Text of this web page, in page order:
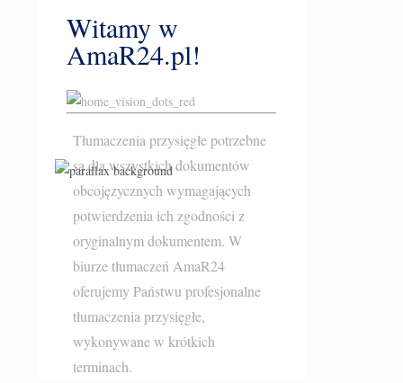
Witamy w
AmaR24.pl!
Tłumaczenia przysięgłe potrzebne
są dla wszystkich dokumentów
obcojęzycznych wymagających
potwierdzenia ich zgodności z
oryginalnym dokumentem. W
biurze tłumaczeń AmaR24
oferujemy Państwu profesjonalne
tłumaczenia przysięgłe,
wykonywane w krótkich
terminach.